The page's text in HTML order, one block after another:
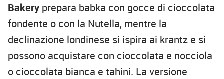
Bakery prepara babka con gocce di cioccolata
fondente o con la Nutella, mentre la
declinazione londinese si ispira ai krantz e si
possono acquistare con cioccolata e nocciola
o cioccolata bianca e tahini. La versione